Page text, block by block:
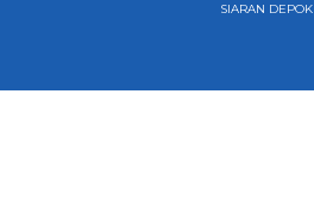
SIARAN DEPOK